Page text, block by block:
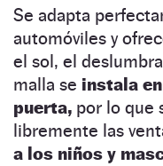
Se adapta
automóviles y
el sol, el
malla se instala
puerta, por lo que
libremente las
a los niños y